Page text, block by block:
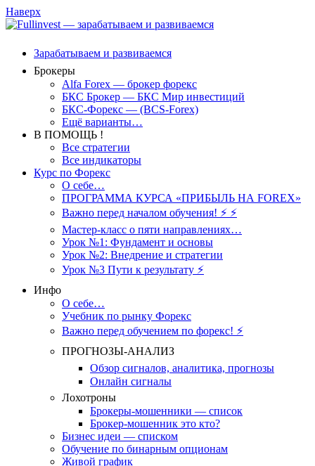
Наверх
Зарабатываем и развиваемся
Брокеры
Alfa Forex — брокер форекс
БКС Брокер — БКС Мир инвестиций
БКС-Форекс — (BCS-Forex)
Ещё варианты…
В ПОМОЩЬ !
Все стратегии
Все индикаторы
Курс по Форекс
О себе…
ПРОГРАММА КУРСА «ПРИБЫЛЬ НА FOREX»
Важно перед началом обучения! ⚡ ⚡
Мастер-класс о пяти направлениях…
Урок №1: Фундамент и основы
Урок №2: Внедрение и стратегии
Урок №3 Пути к результату ⚡️
Инфо
О себе…
Учебник по рынку Форекс
Важно перед обучением по форекс! ⚡
ПРОГНОЗЫ-АНАЛИЗ
Обзор сигналов, аналитика, прогнозы
Онлайн сигналы
Лохотроны
Брокеры-мошенники — список
Брокер-мошенник это кто?
Бизнес идеи — списком
Обучение по бинарным опционам
Живой график